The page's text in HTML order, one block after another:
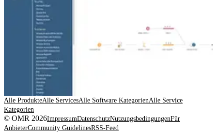
Alle ProdukteAlle ServicesAlle Software KategorienAlle Service
Kategorien
© OMR 2026ImpressumDatenschutzNutzungsbedingungenFür
AnbieterCommunity GuidelinesRSS-Feed